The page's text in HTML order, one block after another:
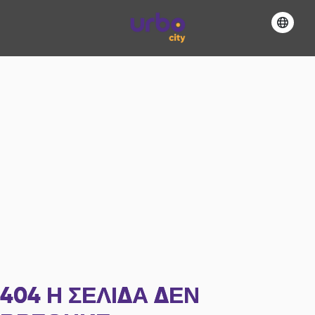
404 Η ΣΕΛΊΔΑ ΔΕΝ